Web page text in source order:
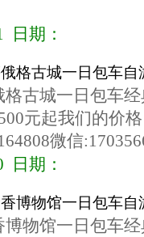
日期：
格古城一日包车自
古城一日包车
元起我们的价
微信
日期：
博物馆一日包车自
物馆一日包车